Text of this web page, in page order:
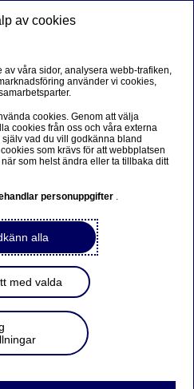
på dansk
en relateret side på dansk
kan nu
via
av cookies
av våra sidor, analysera webb-trafiken,
använder vi cookies,
cookies. Genom att välja
cookies från oss och våra externa
vad du vill godkänna bland
som krävs för att webbplatsen
som helst ändra eller ta tillbaka ditt
personuppgifter .
alla
med valda